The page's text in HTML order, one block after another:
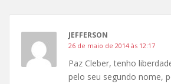
JEFFERSON
26 de maio de 2014 às 12:17
Paz Cleber, tenho
pelo seu segundo nome,